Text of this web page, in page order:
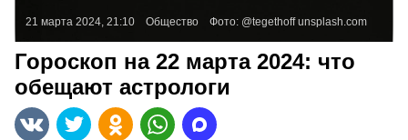
21 марта 2024, 21:10 Общество Фото: @tegethoff unsplash.com
Гороскоп на 22 марта 2024: что
обещают астрологи